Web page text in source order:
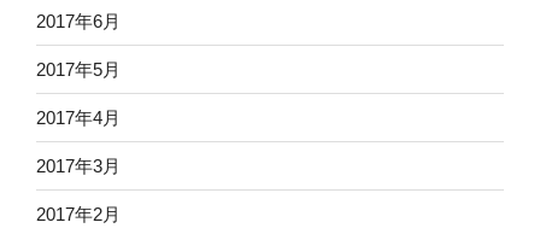
2017年6月
2017年5月
2017年4月
2017年3月
2017年2月